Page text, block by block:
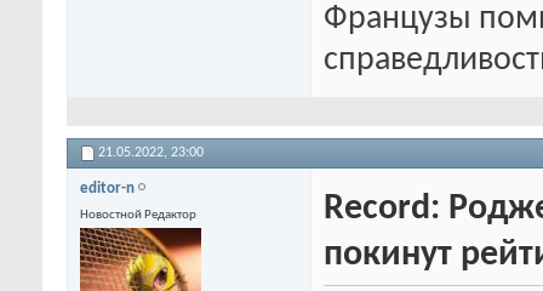
Французы
21.05.2022, 23:00
editor-n
Новостной Редактор
Record:
покинут